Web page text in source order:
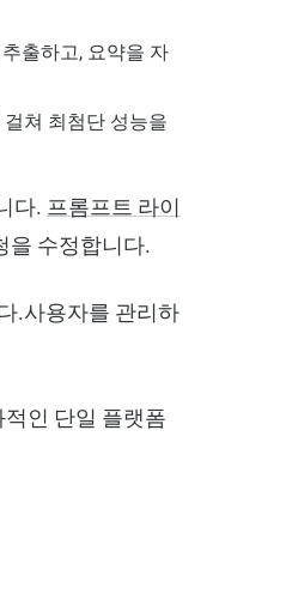
출하고, 요약을 자
쳐 최첨단 성능을
다. 프롬프트 라이
을 수정합니다.
.사용자를 관리하
인 단일 플랫폼